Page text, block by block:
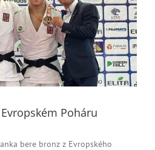
Poháru
bere bronz z Evropského